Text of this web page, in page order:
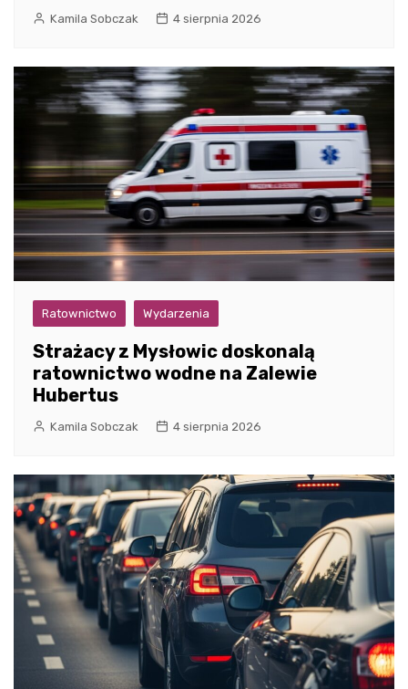
Kamila Sobczak 4 sierpnia 2026
Ratownictwo Wydarzenia
Strażacy z Mysłowic doskonalą
ratownictwo wodne na Zalewie
Hubertus
Kamila Sobczak 4 sierpnia 2026